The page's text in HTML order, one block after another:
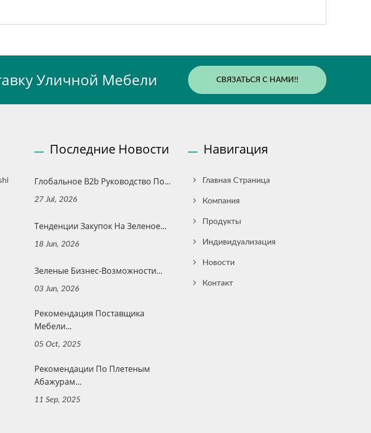
Уличной Мебели СВЯЗАТЬСЯ С НАМИ!!
Последние Новости
Глобальное B2b Руководство По...
27 Jul, 2026
Тенденции Закупок На Зеленое...
18 Jun, 2026
Зеленые Бизнес-Возможности...
03 Jun, 2026
Рекомендация Поставщика
Мебели...
05 Oct, 2025
Рекомендации По Плетеным
Абажурам...
11 Sep, 2025
Навигация
Главная Страница
Компания
Продукты
Индивидуализация
Новости
Контакт